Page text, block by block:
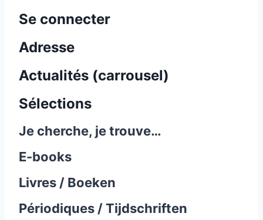
Se connecter
Adresse
Actualités (carrousel)
Sélections
Je cherche, je trouve…
E-books
Livres / Boeken
Périodiques / Tijdschriften